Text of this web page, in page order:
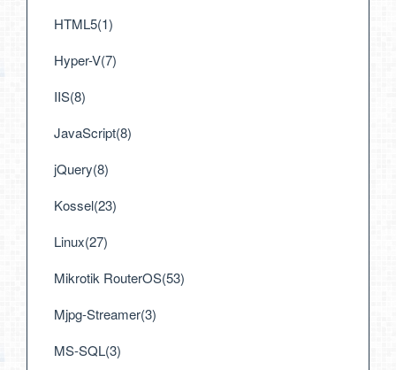
HTML5(1)
Hyper-V(7)
IIS(8)
JavaScript(8)
jQuery(8)
Kossel(23)
Linux(27)
Mikrotik RouterOS(53)
Mjpg-Streamer(3)
MS-SQL(3)